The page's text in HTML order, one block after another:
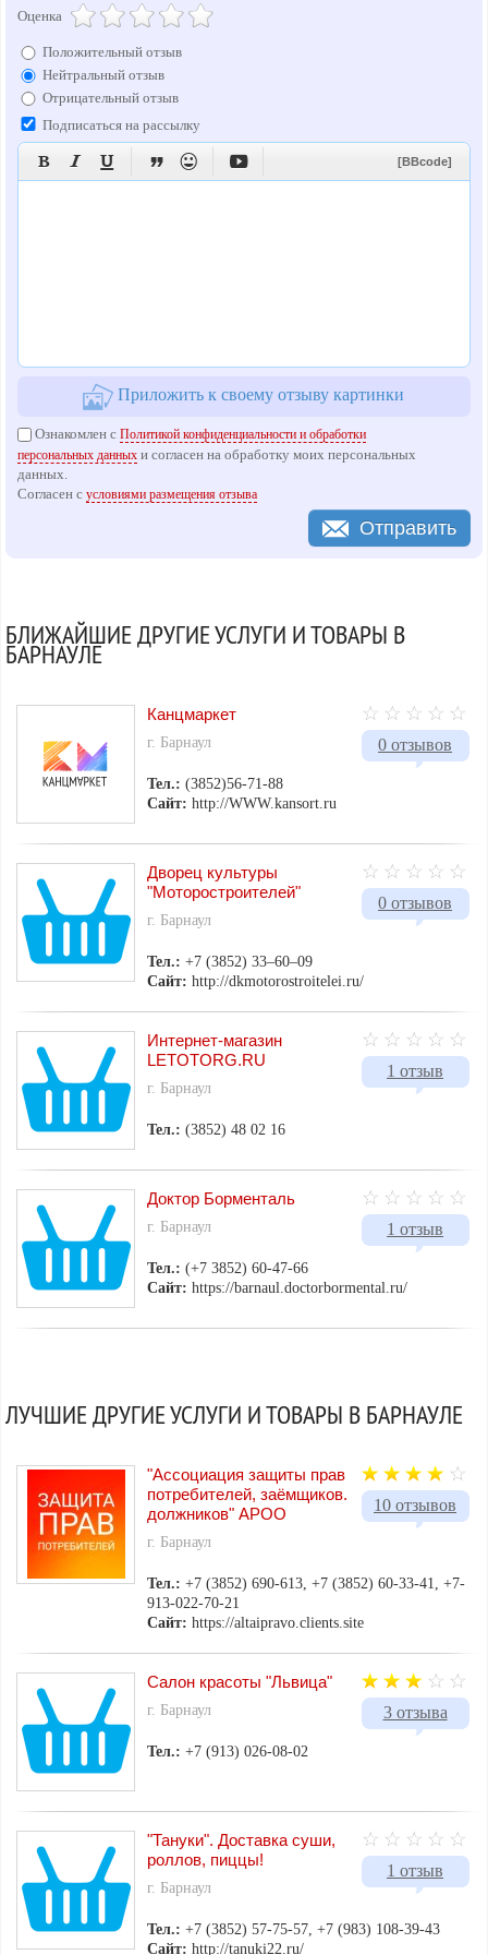
Оценка
Положительный отзыв
Нейтральный отзыв
Отрицательный отзыв
Подписаться на рассылку
      [BBcode]
Приложить к своему отзыву картинки
Ознакомлен сПолитикой конфиденциальности и обработки
персональных данных и согласен на обработку моих персональных
данных.
Согласен сусловиями размещения отзыва
Отправить
БЛИЖАЙШИЕ ДРУГИЕ УСЛУГИ И ТОВАРЫ В
БАРНАУЛЕ
0 отзывов
Канцмаркет
г. Барнаул
Тел.:(3852)56-71-88
Сайт: http://WWW.kansort.ru
0 отзывов
Дворец культуры
"Моторостроителей"
г. Барнаул
Тел.:+7 (3852) 33‒60‒09
Сайт: http://dkmotorostroitelei.ru/
1 отзыв
Интернет-магазин
LETOTORG.RU
г. Барнаул
Тел.:(3852) 48 02 16
1 отзыв
Доктор Борменталь
г. Барнаул
Тел.:(+7 3852) 60-47-66
Сайт: https://barnaul.doctorbormental.ru/
ЛУЧШИЕ ДРУГИЕ УСЛУГИ И ТОВАРЫ В БАРНАУЛЕ
10 отзывов
"Ассоциация защиты прав
потребителей, заёмщиков.
должников" АРОО
г. Барнаул
Тел.:+7 (3852) 690-613, +7 (3852) 60-33-41, +7-
913-022-70-21
Сайт: https://altaipravo.clients.site
3 отзыва
Салон красоты "Львица"
г. Барнаул
Тел.:+7 (913) 026-08-02
1 отзыв
"Тануки". Доставка суши,
роллов, пиццы!
г. Барнаул
Тел.:+7 (3852) 57-75-57, +7 (983) 108-39-43
Сайт: http://tanuki22.ru/